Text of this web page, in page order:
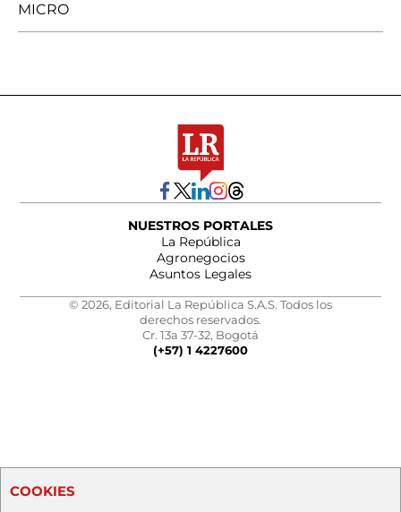
MICRO
NUESTROS PORTALES
La República
Agronegocios
Asuntos Legales
© 2026, Editorial La República S.A.S. Todos los
derechos reservados.
Cr. 13a 37-32, Bogotá
(+57) 1 4227600
COOKIES